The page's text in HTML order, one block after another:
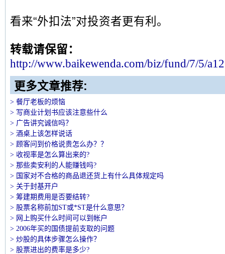
看来“外扣法”对投资者更有利。
转载请保留：
http://www.baikewenda.com/biz/fund/7/5/
更多文章推荐:
> 餐厅老板的烦恼
> 写商业计划书应该注意些什么
> 广告讲究诚信吗？
> 酒桌上该怎样说话
> 顾客问到价格说贵怎么办？？
> 收视率是怎么算出来的?
> 那些卖安利的人能赚钱吗?
> 国家对不合格的商品退还货上有什么具体规定吗
> 关于封基开户
> 筹建期费用是否要结转?
> 股票名称前加ST或*ST是什么意思？
> 网上购买什么时间可以到帐户
> 2006年买的国债提前支取的问题
> 炒股的具体步骤怎么操作？
> 股票进出的费率是多少?